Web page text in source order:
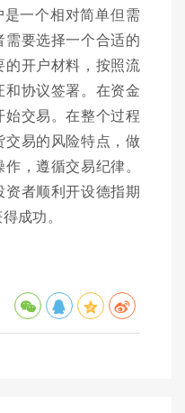
一个相对简单但需
要选择一个合适的
开户材料，按照流
协议签署。在资金
交易。在整个过程
易的风险特点，做
，遵循交易纪律。
者顺利开设德指期
成功。